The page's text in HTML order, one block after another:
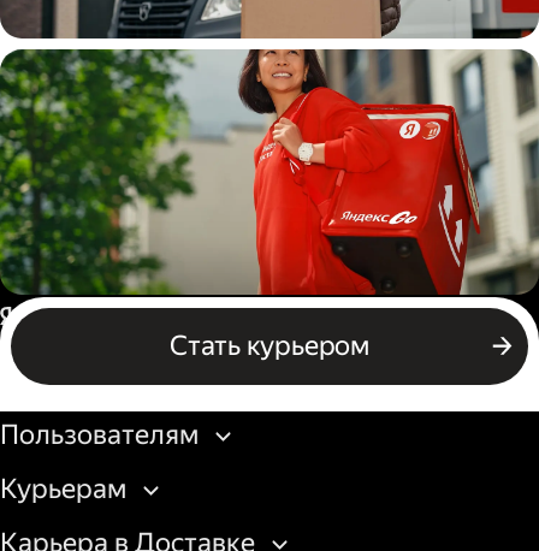
Водитель
грузовой машины
Пеший курьер
Стать курьером
Россия
Бизнесу
Пользователям
Курьерам
Карьера в Доставке